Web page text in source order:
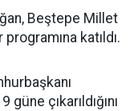
Beştepe Millet
katıldı.
çıkarıldığını